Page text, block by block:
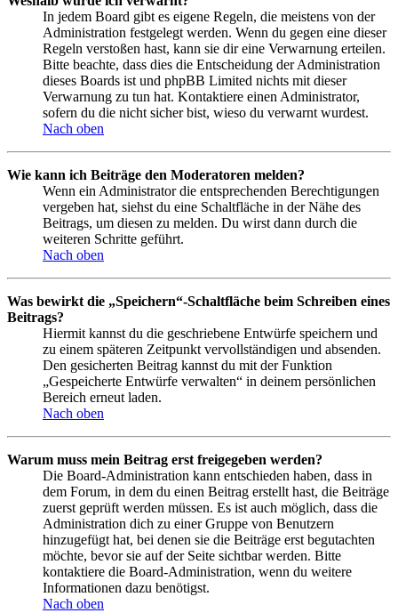
In jedem Board gibt es eigene Regeln, die meistens von der
Administration festgelegt werden. Wenn du gegen eine dieser
Regeln verstoßen hast, kann sie dir eine Verwarnung erteilen.
Bitte beachte, dass dies die Entscheidung der Administration
dieses Boards ist und phpBB Limited nichts mit dieser
Verwarnung zu tun hat. Kontaktiere einen Administrator,
sofern du die nicht sicher bist, wieso du verwarnt wurdest.
Nach oben
Wie kann ich Beiträge den Moderatoren melden?
Wenn ein Administrator die entsprechenden Berechtigungen
vergeben hat, siehst du eine Schaltfläche in der Nähe des
Beitrags, um diesen zu melden. Du wirst dann durch die
weiteren Schritte geführt.
Nach oben
Was bewirkt die „Speichern“-Schaltfläche beim Schreiben eines
Beitrags?
Hiermit kannst du die geschriebene Entwürfe speichern und
zu einem späteren Zeitpunkt vervollständigen und absenden.
Den gesicherten Beitrag kannst du mit der Funktion
„Gespeicherte Entwürfe verwalten“ in deinem persönlichen
Bereich erneut laden.
Nach oben
Warum muss mein Beitrag erst freigegeben werden?
Die Board-Administration kann entschieden haben, dass in
dem Forum, in dem du einen Beitrag erstellt hast, die Beiträge
zuerst geprüft werden müssen. Es ist auch möglich, dass die
Administration dich zu einer Gruppe von Benutzern
hinzugefügt hat, bei denen sie die Beiträge erst begutachten
möchte, bevor sie auf der Seite sichtbar werden. Bitte
kontaktiere die Board-Administration, wenn du weitere
Informationen dazu benötigst.
Nach oben